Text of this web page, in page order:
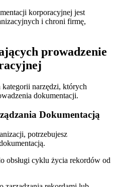
korporacyjnej jest
i chroni firmę,
prowadzenie
narzędzi, których
dokumentacji.
Dokumentacją
potrzebujesz
obsługi cyklu życia rekordów od